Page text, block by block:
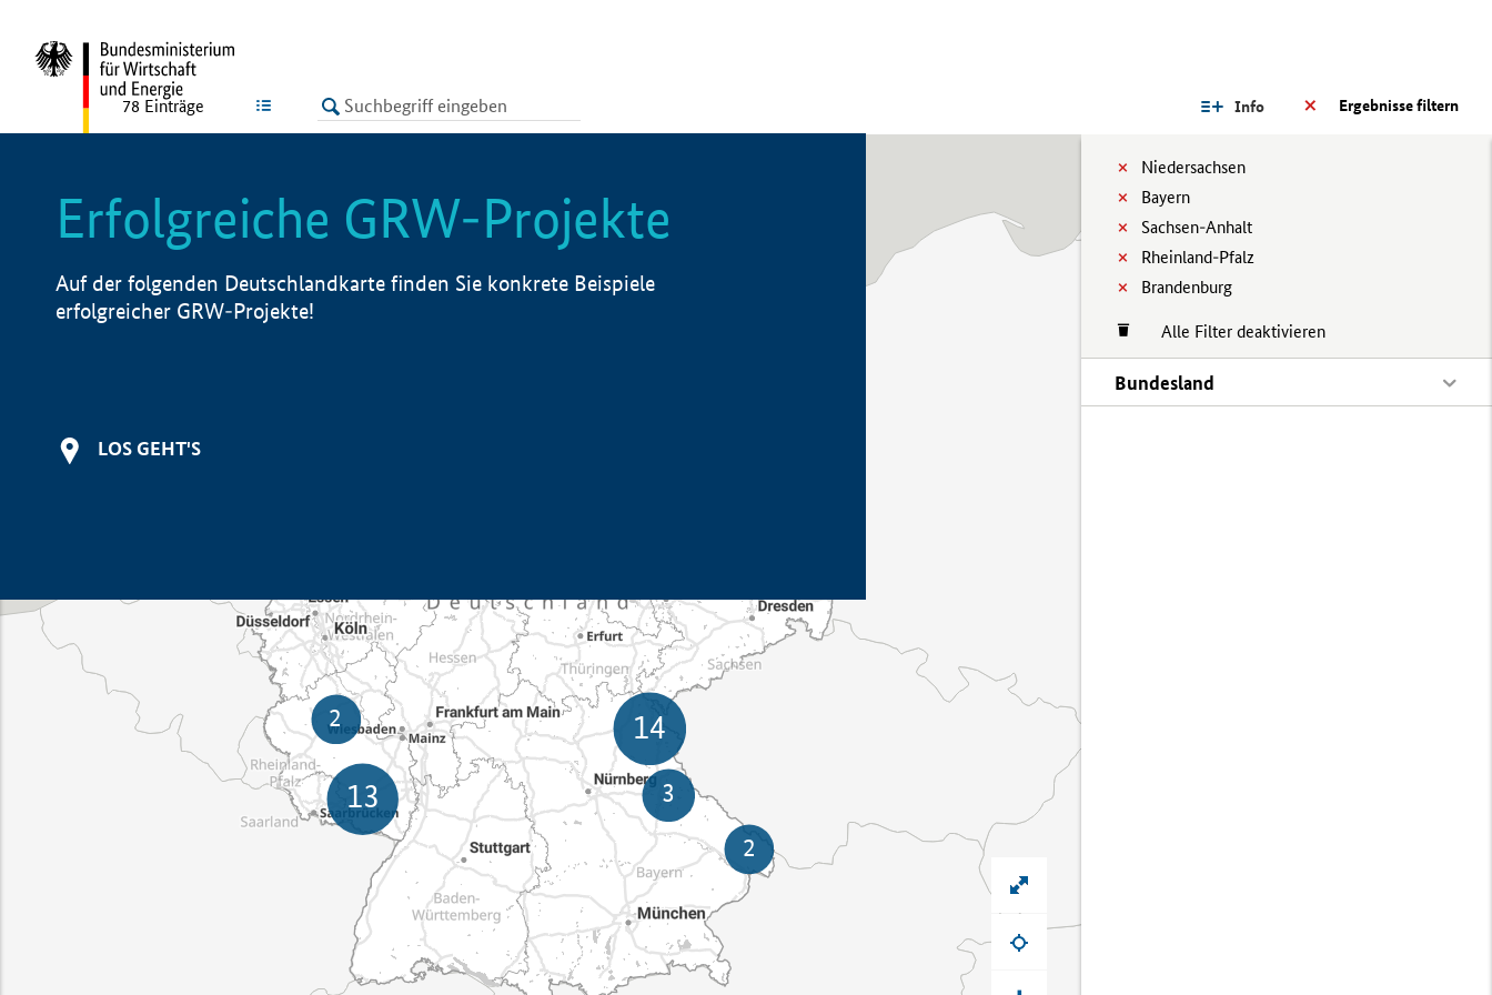
LISTE Ergebnisse filtern
Info
Niedersachsen
Bayern
Sachsen-Anhalt
Rheinland-Pfalz
Brandenburg
Alle Filter deaktivieren
Bundesland
78 Einträge
Erfolgreiche GRW-Projekte
Auf der folgenden Deutschlandkarte finden Sie konkrete Beispiele
erfolgreicher GRW-Projekte!
LOS GEHT'S